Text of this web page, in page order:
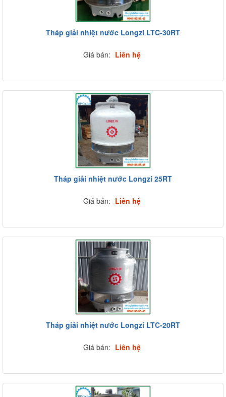
Tháp giải nhiệt nước Longzi LTC-30RT
Giá bán: Liên hệ
Tháp giải nhiệt nước Longzi 25RT
Giá bán: Liên hệ
Tháp giải nhiệt nước Longzi LTC-20RT
Giá bán: Liên hệ